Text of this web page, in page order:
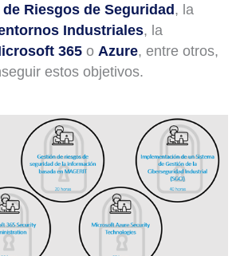
Riesgos de Seguridad, la
Industriales, la
365 o Azure, entre otros,
estos objetivos.